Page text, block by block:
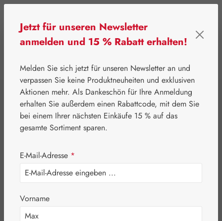
⌂ Gall Pharma Aminosäuren
L-Carnitin 500 mg
GPH Kapseln
Jetzt für unseren Newsletter
anmelden und 15 % Rabatt erhalten!
Melden Sie sich jetzt für unseren Newsletter an und
verpassen Sie keine Produktneuheiten und exklusiven
Aktionen mehr. Als Dankeschön für Ihre Anmeldung
erhalten Sie außerdem einen Rabattcode, mit dem Sie
bei einem Ihrer nächsten Einkäufe 15 % auf das
gesamte Sortiment sparen.
E-Mail-Adresse *
Vorname